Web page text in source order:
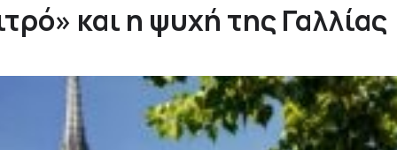
και η ψυχή της Γαλλίας